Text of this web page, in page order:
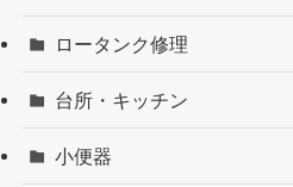
ロータンク修理
台所・キッチン
小便器